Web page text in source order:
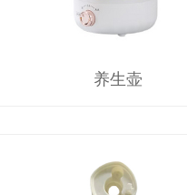
养生壶